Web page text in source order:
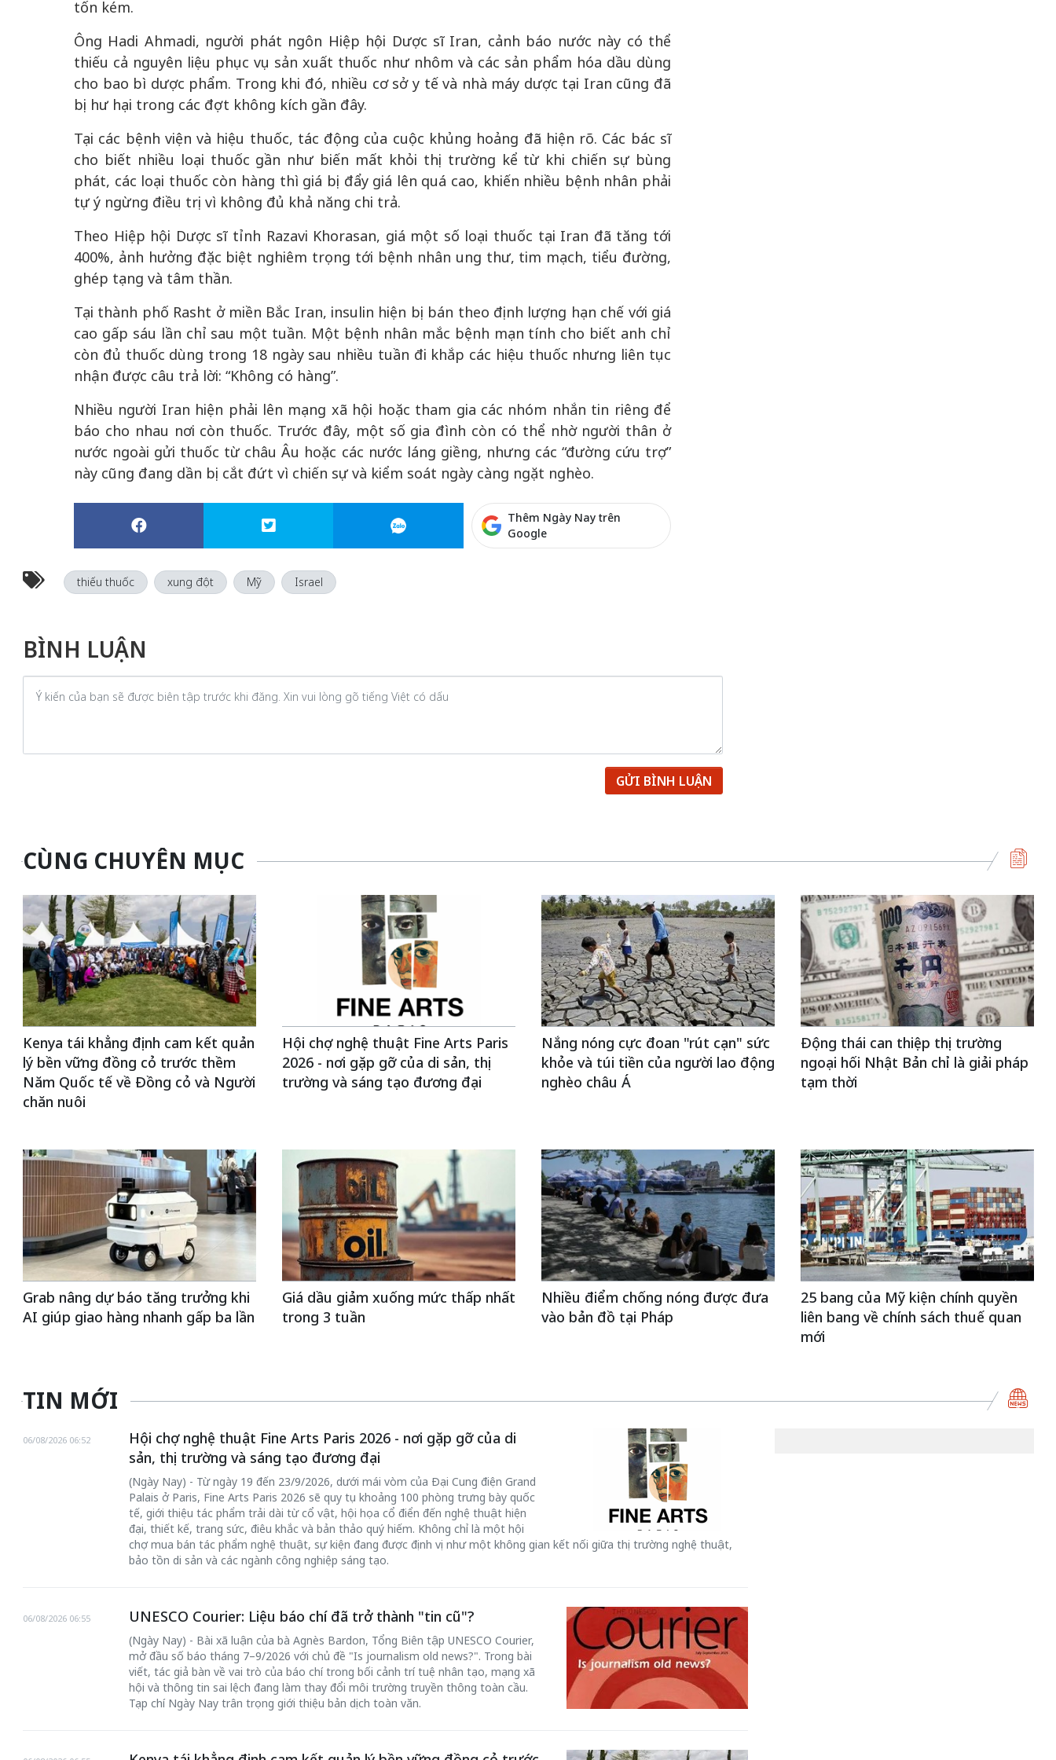
tốn kém.
Ông Hadi Ahmadi, người phát ngôn Hiệp hội Dược sĩ Iran, cảnh báo nước này có thể
thiếu cả nguyên liệu phục vụ sản xuất thuốc như nhôm và các sản phẩm hóa dầu dùng
cho bao bì dược phẩm. Trong khi đó, nhiều cơ sở y tế và nhà máy dược tại Iran cũng đã
bị hư hại trong các đợt không kích gần đây.
Tại các bệnh viện và hiệu thuốc, tác động của cuộc khủng hoảng đã hiện rõ. Các bác sĩ
cho biết nhiều loại thuốc gần như biến mất khỏi thị trường kể từ khi chiến sự bùng
phát, các loại thuốc còn hàng thì giá bị đẩy giá lên quá cao, khiến nhiều bệnh nhân phải
tự ý ngừng điều trị vì không đủ khả năng chi trả.
Theo Hiệp hội Dược sĩ tỉnh Razavi Khorasan, giá một số loại thuốc tại Iran đã tăng tới
400%, ảnh hưởng đặc biệt nghiêm trọng tới bệnh nhân ung thư, tim mạch, tiểu đường,
ghép tạng và tâm thần.
Tại thành phố Rasht ở miền Bắc Iran, insulin hiện bị bán theo định lượng hạn chế với giá
cao gấp sáu lần chỉ sau một tuần. Một bệnh nhân mắc bệnh mạn tính cho biết anh chỉ
còn đủ thuốc dùng trong 18 ngày sau nhiều tuần đi khắp các hiệu thuốc nhưng liên tục
nhận được câu trả lời: “Không có hàng”.
Nhiều người Iran hiện phải lên mạng xã hội hoặc tham gia các nhóm nhắn tin riêng để
báo cho nhau nơi còn thuốc. Trước đây, một số gia đình còn có thể nhờ người thân ở
nước ngoài gửi thuốc từ châu Âu hoặc các nước láng giềng, nhưng các “đường cứu trợ”
này cũng đang dần bị cắt đứt vì chiến sự và kiểm soát ngày càng ngặt nghèo.
Thêm Ngày Nay trên
Google
thiếu thuốc xung đột Mỹ Israel
BÌNH LUẬN
GỬI BÌNH LUẬN
CÙNG CHUYÊN MỤC
Kenya tái khẳng định cam kết quản
lý bền vững đồng cỏ trước thềm
Năm Quốc tế về Đồng cỏ và Người
chăn nuôi
Hội chợ nghệ thuật Fine Arts Paris
2026 - nơi gặp gỡ của di sản, thị
trường và sáng tạo đương đại
Nắng nóng cực đoan "rút cạn" sức
khỏe và túi tiền của người lao động
nghèo châu Á
Động thái can thiệp thị trường
ngoại hối Nhật Bản chỉ là giải pháp
tạm thời
Grab nâng dự báo tăng trưởng khi
AI giúp giao hàng nhanh gấp ba lần
Giá dầu giảm xuống mức thấp nhất
trong 3 tuần
Nhiều điểm chống nóng được đưa
vào bản đồ tại Pháp
25 bang của Mỹ kiện chính quyền
liên bang về chính sách thuế quan
mới
TIN MỚI
Hội chợ nghệ thuật Fine Arts Paris 2026 - nơi gặp gỡ của di
sản, thị trường và sáng tạo đương đại
06/08/2026 06:52
(Ngày Nay) - Từ ngày 19 đến 23/9/2026, dưới mái vòm của Đại Cung điện Grand
Palais ở Paris, Fine Arts Paris 2026 sẽ quy tụ khoảng 100 phòng trưng bày quốc
tế, giới thiệu tác phẩm trải dài từ cổ vật, hội họa cổ điển đến nghệ thuật hiện
đại, thiết kế, trang sức, điêu khắc và bản thảo quý hiếm. Không chỉ là một hội
chợ mua bán tác phẩm nghệ thuật, sự kiện đang được định vị như một không gian kết nối giữa thị trường nghệ thuật,
bảo tồn di sản và các ngành công nghiệp sáng tạo.
UNESCO Courier: Liệu báo chí đã trở thành "tin cũ"?
06/08/2026 06:55
(Ngày Nay) - Bài xã luận của bà Agnès Bardon, Tổng Biên tập UNESCO Courier,
mở đầu số báo tháng 7–9/2026 với chủ đề "Is journalism old news?". Trong bài
viết, tác giả bàn về vai trò của báo chí trong bối cảnh trí tuệ nhân tạo, mạng xã
hội và thông tin sai lệch đang làm thay đổi môi trường truyền thông toàn cầu.
Tạp chí Ngày Nay trân trọng giới thiệu bản dịch toàn văn.